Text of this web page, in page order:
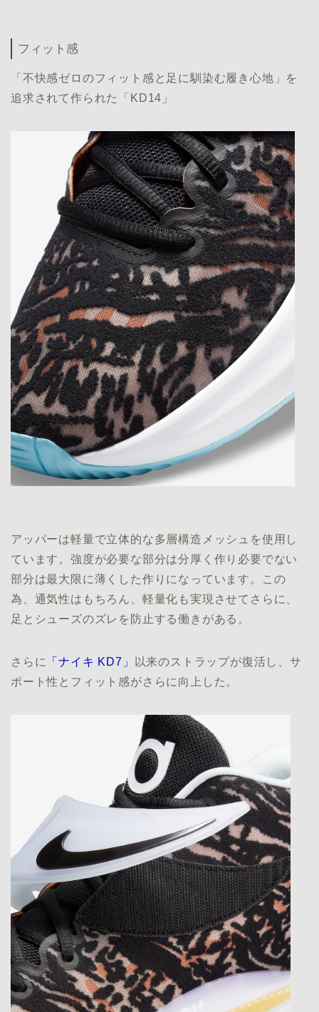
フィット感
「不快感ゼロのフィット感と足に馴染む履き心地」を
追求されて作られた「KD14」
アッパーは軽量で立体的な多層構造メッシュを使用し
ています。強度が必要な部分は分厚く作り必要でない
部分は最大限に薄くした作りになっています。この
為、通気性はもちろん、軽量化も実現させてさらに、
足とシューズのズレを防止する働きがある。
さらに 「ナイキ KD7」
以来のストラップが復活し、サ
ポート性とフィット感がさらに向上した。